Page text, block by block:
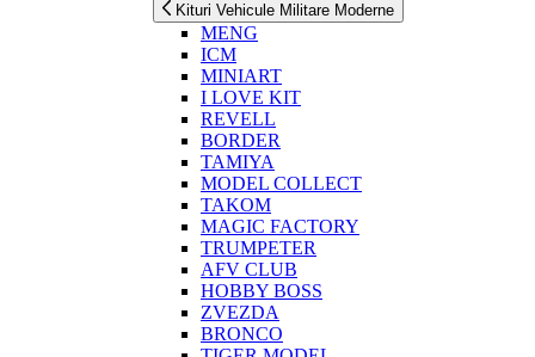
Kituri Vehicule Militare Moderne
MENG
ICM
MINIART
I LOVE KIT
REVELL
BORDER
TAMIYA
MODEL COLLECT
TAKOM
MAGIC FACTORY
TRUMPETER
AFV CLUB
HOBBY BOSS
ZVEZDA
BRONCO